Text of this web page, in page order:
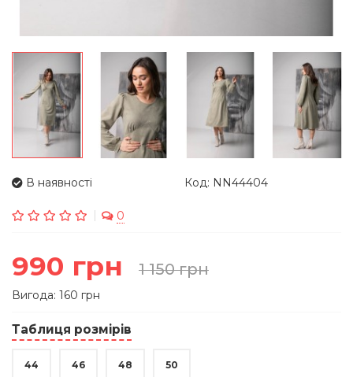
В наявності Код: NN44404
0
990 грн 1 150 грн
Вигода: 160 грн
Таблиця розмірів
44 46 48 50